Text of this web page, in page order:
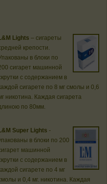
Lights – сигареты
крепости.
в блоки по
сигарет машинной
с содержанием в
сигарете по 8 мг смолы и 0,6
никотина. Каждая сигарета
по 80мм.
Super Lights -
в блоки по 200
машинной
с содержанием в
сигарете по 4 мг
и 0,4 мг. никотина. Каждая